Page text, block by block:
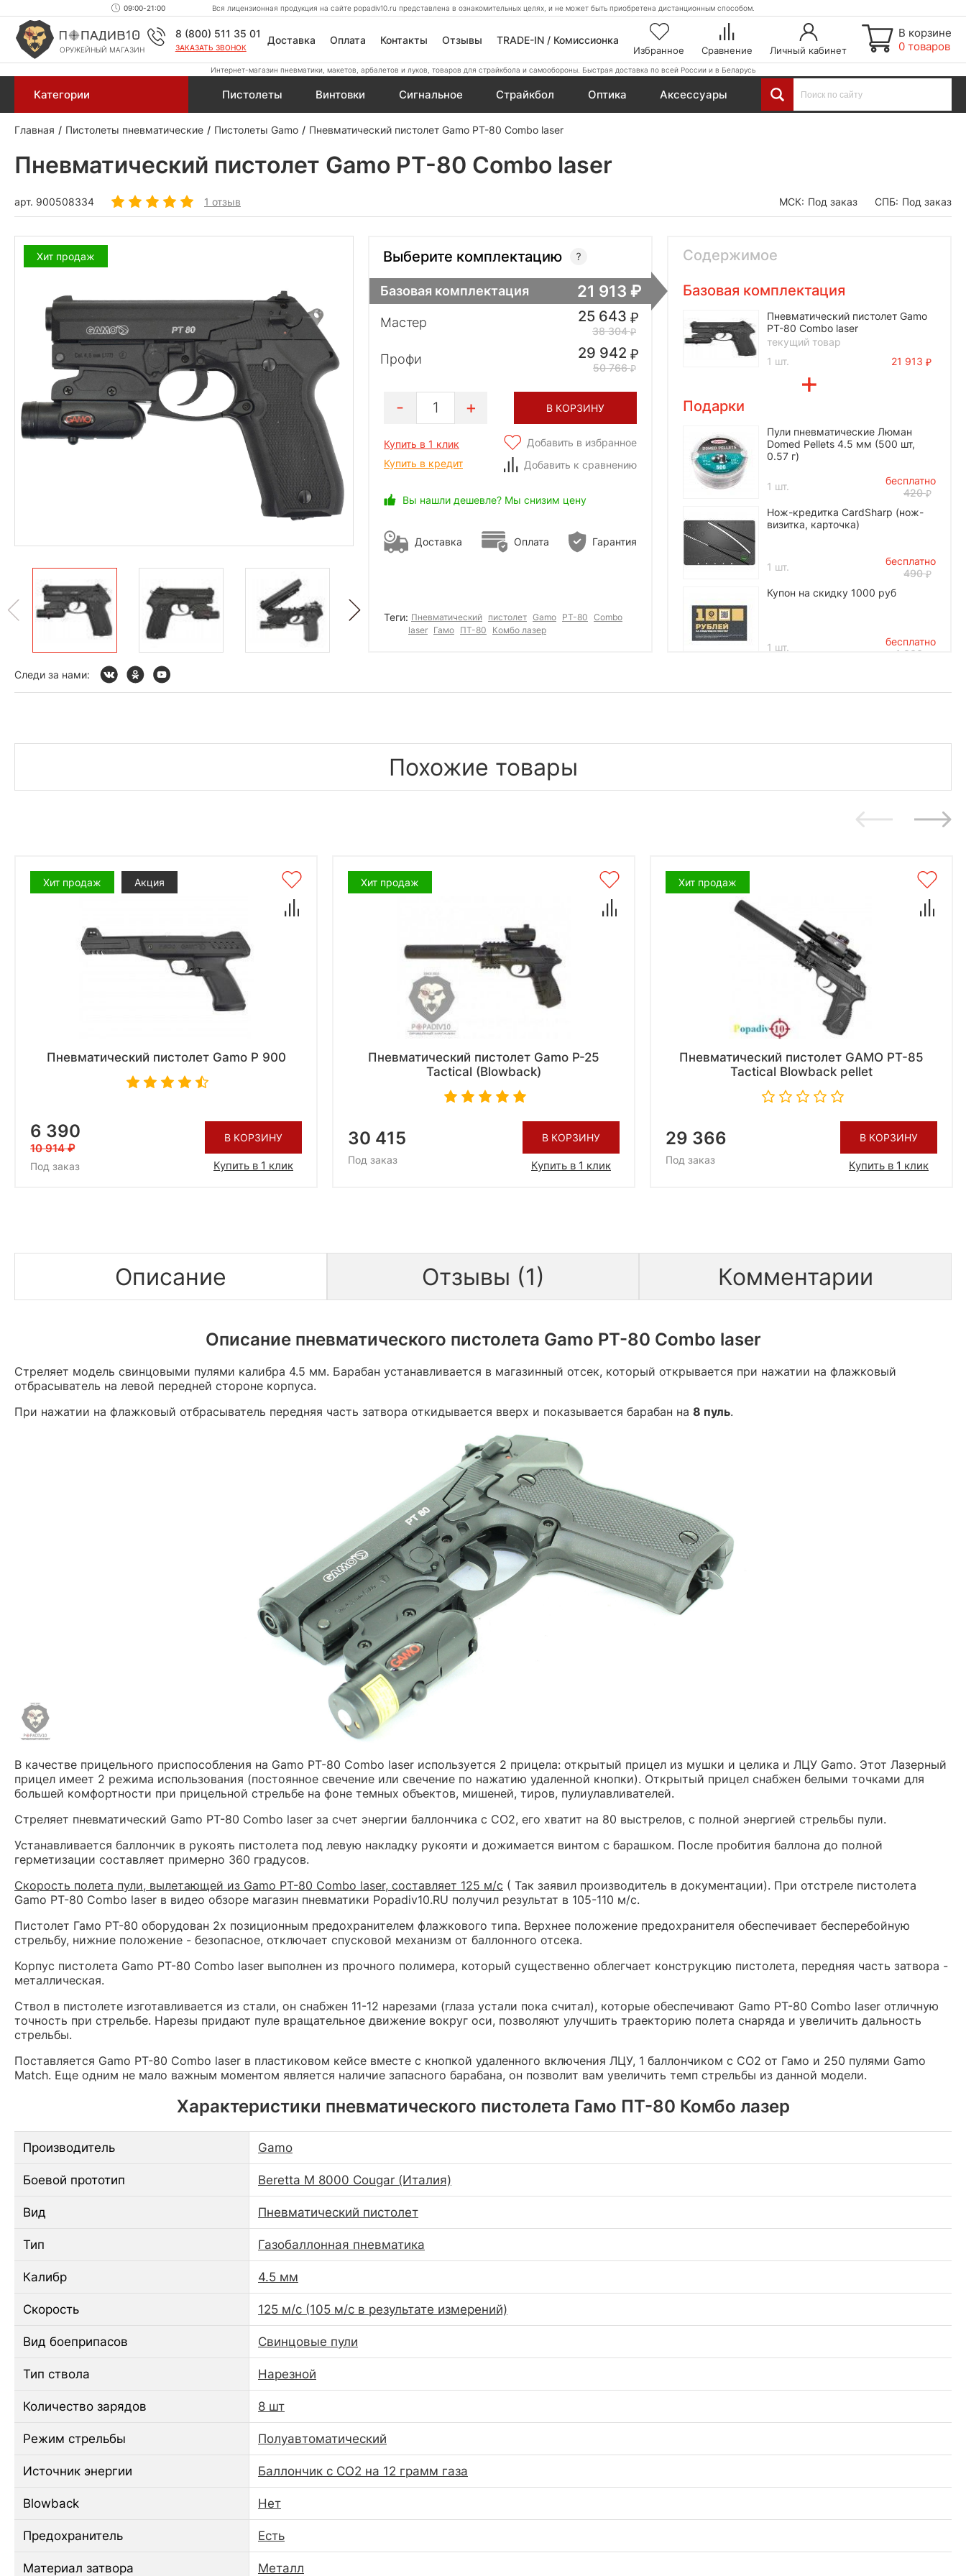
09:00-21:00 Вся лицензионная продукция на сайте popadiv10.ru представлена в ознакомительных целях, и не может быть приобретена дистанционным способом.
ОРУЖЕЙНЫЙ МАГАЗИН
8 (800) 511 35 01
ЗАКАЗАТЬ ЗВОНОК
Доставка Оплата Контакты Отзывы TRADE-IN / Комиссионка
Избранное Сравнение Личный кабинет
В корзине
0 товаров
Интернет-магазин пневматики, макетов, арбалетов и луков, товаров для страйкбола и самообороны. Быстрая доставка по всей России и в Беларусь
Категории Пистолеты Винтовки Сигнальное Страйкбол Оптика Аксессуары
Главная Пистолеты пневматические Пистолеты Gamo Пневматический пистолет Gamo PT-80 Combo laser
Пневматический пистолет Gamo PT-80 Combo laser
арт. 900508334 1 отзыв МСК: Под заказ СПБ: Под заказ
Хит продаж Выберите комплектацию
Базовая комплектация 21 913
Мастер 25 643
38 304
Профи 29 942
50 766
1 В КОРЗИНУ
Купить в 1 клик
Купить в кредит
Добавить в избранное
Добавить к сравнению
Вы нашли дешевле? Мы снизим цену
Доставка Оплата Гарантия
Теги: Пневматический пистолет Gamo PT-80 Combo
laser Гамо ПТ-80 Комбо лазер
Содержимое
Базовая комплектация
Пневматический пистолет Gamo
PT-80 Combo laser
текущий товар
1 шт.
21 913
Подарки
Пули пневматические Люман
Domed Pellets 4.5 мм (500 шт,
0.57 г)
1 шт.
бесплатно
420
Нож-кредитка CardSharp (нож-
визитка, карточка)
1 шт.
бесплатно
490
Купон на скидку 1000 руб
1 шт.
бесплатно
1 000
Следи за нами:
Похожие товары
Хит продаж Акция
Пневматический пистолет Gamo P 900
6 390
10 914
Под заказ
В КОРЗИНУ
Купить в 1 клик
Хит продаж
Пневматический пистолет Gamo P-25
Tactical (Blowback)
30 415
Под заказ
В КОРЗИНУ
Купить в 1 клик
Хит продаж
Пневматический пистолет GAMO PT-85
Tactical Blowback pellet
29 366
Под заказ
В КОРЗИНУ
Купить в 1 клик
Описание Отзывы (1) Комментарии
Описание пневматического пистолета Gamo PT-80 Combo laser
Стреляет модель свинцовыми пулями калибра 4.5 мм. Барабан устанавливается в магазинный отсек, который открывается при нажатии на флажковый
отбрасыватель на левой передней стороне корпуса.
При нажатии на флажковый отбрасыватель передняя часть затвора откидывается вверх и показывается барабан на 8 пуль.
В качестве прицельного приспособления на Gamo PT-80 Combo laser используется 2 прицела: открытый прицел из мушки и целика и ЛЦУ Gamo. Этот Лазерный
прицел имеет 2 режима использования (постоянное свечение или свечение по нажатию удаленной кнопки). Открытый прицел снабжен белыми точками для
большей комфортности при прицельной стрельбе на фоне темных объектов, мишеней, тиров, пулиулавливателей.
Стреляет пневматический Gamo PT-80 Combo laser за счет энергии баллончика с СО2, его хватит на 80 выстрелов, с полной энергией стрельбы пули.
Устанавливается баллончик в рукоять пистолета под левую накладку рукояти и дожимается винтом с барашком. После пробития баллона до полной
герметизации составляет примерно 360 градусов.
Скорость полета пули, вылетающей из Gamo PT-80 Combo laser, составляет 125 м/с ( Так заявил производитель в документации). При отстреле пистолета
Gamo PT-80 Combo laser в видео обзоре магазин пневматики Popadiv10.RU получил результат в 105-110 м/с.
Пистолет Гамо РТ-80 оборудован 2х позиционным предохранителем флажкового типа. Верхнее положение предохранителя обеспечивает бесперебойную
стрельбу, нижние положение - безопасное, отключает спусковой механизм от баллонного отсека.
Корпус пистолета Gamo PT-80 Combo laser выполнен из прочного полимера, который существенно облегчает конструкцию пистолета, передняя часть затвора -
металлическая.
Ствол в пистолете изготавливается из стали, он снабжен 11-12 нарезами (глаза устали пока считал), которые обеспечивают Gamo PT-80 Combo laser отличную
точность при стрельбе. Нарезы придают пуле вращательное движение вокруг оси, позволяют улучшить траекторию полета снаряда и увеличить дальность
стрельбы.
Поставляется Gamo PT-80 Combo laser в пластиковом кейсе вместе с кнопкой удаленного включения ЛЦУ, 1 баллончиком с СО2 от Гамо и 250 пулями Gamo
Match. Еще одним не мало важным моментом является наличие запасного барабана, он позволит вам увеличить темп стрельбы из данной модели.
Характеристики пневматического пистолета Гамо ПТ-80 Комбо лазер
Производитель Gamo
Боевой прототип Beretta M 8000 Cougar (Италия)
Вид Пневматический пистолет
Тип Газобаллонная пневматика
Калибр 4.5 мм
Скорость 125 м/с (105 м/с в результате измерений)
Вид боеприпасов Свинцовые пули
Тип ствола Нарезной
Количество зарядов 8 шт
Режим стрельбы Полуавтоматический
Источник энергии Баллончик с СО2 на 12 грамм газа
Blowback Нет
Предохранитель Есть
Материал затвора Металл